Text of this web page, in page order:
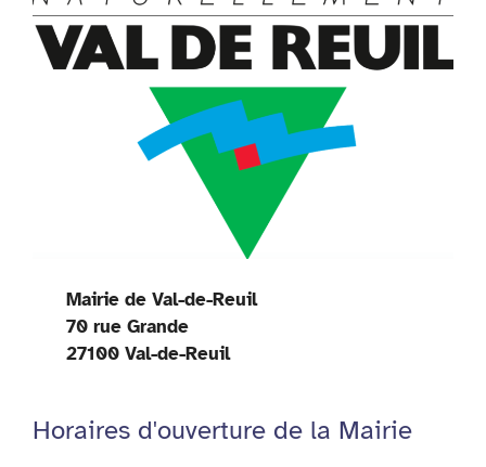
Mairie de Val-de-Reuil
70 rue Grande
27100 Val-de-Reuil
Horaires d'ouverture de la Mairie